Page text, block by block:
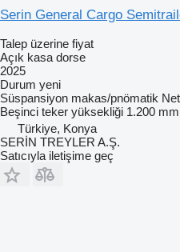
Serin General Cargo
Talep üzerine fiyat
Açık kasa dorse
2025
Durum yeni
Süspansiyon makas/pnömatik
Beşinci teker yüksekliği 1.200 mm
Türkiye, Konya
SERİN TREYLER A.Ş.
Satıcıyla iletişime geç